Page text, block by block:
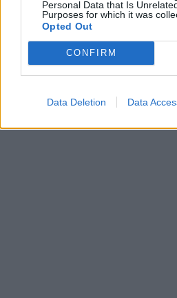
Personal Data that Is
Purposes for which it was
Opted Out
CONFIRM
Data Deletion Data